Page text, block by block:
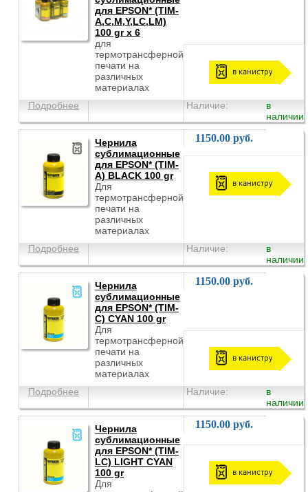
для EPSON* (TIM-
A,C,M,Y,LC,LM)
100 gr x 6
для
термотрансферной
печати на
различных
материалах
в канистру
Подробнее Наличие:
в
наличии
Чернила
сублимационные
для EPSON* (TIM-
A) BLACK 100 gr
Для
термотрансферной
печати на
различных
материалах
1150.00 руб.
в канистру
Подробнее Наличие:
в
наличии
Чернила
сублимационные
для EPSON* (TIM-
C) CYAN 100 gr
Для
термотрансферной
печати на
различных
материалах
1150.00 руб.
в канистру
Подробнее Наличие:
в
наличии
Чернила
сублимационные
для EPSON* (TIM-
LC) LIGHT CYAN
100 gr
Для
1150.00 руб.
в канистру